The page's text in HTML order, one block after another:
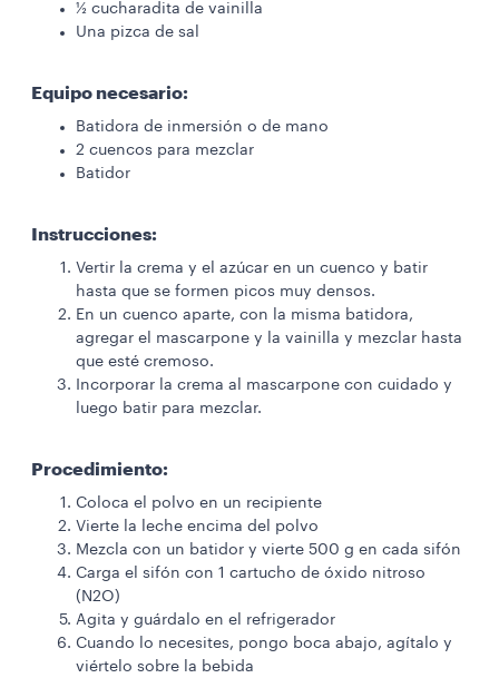
½ cucharadita de vainilla
Una pizca de sal
Equipo necesario:
Batidora de inmersión o de mano
2 cuencos para mezclar
Batidor
Instrucciones:
Vertir la crema y el azúcar en un cuenco y batir
hasta que se formen picos muy densos.
En un cuenco aparte, con la misma batidora,
agregar el mascarpone y la vainilla y mezclar hasta
que esté cremoso.
Incorporar la crema al mascarpone con cuidado y
luego batir para mezclar.
Procedimiento:
Coloca el polvo en un recipiente
Vierte la leche encima del polvo
Mezcla con un batidor y vierte 500 g en cada sifón
Carga el sifón con 1 cartucho de óxido nitroso
(N2O)
Agita y guárdalo en el refrigerador
Cuando lo necesites, pongo boca abajo, agítalo y
viértelo sobre la bebida